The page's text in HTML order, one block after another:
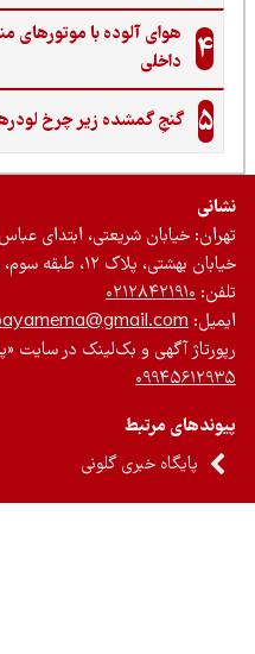
هوای آلوده با موتورهای
داخلی
گنجِ گمشده زیر چرخ لودرها
خیابان شریعتی، ابتدای عباس‌آباد،
بهشتی، پلاک ۱۲، طبقه سوم، واحد ۵
۰۲۱۲۸۴۲۱۹۱۰
آگهی و بک‌لینک در سایت «پیام
مرتبط
پایگاه خبری گلونی